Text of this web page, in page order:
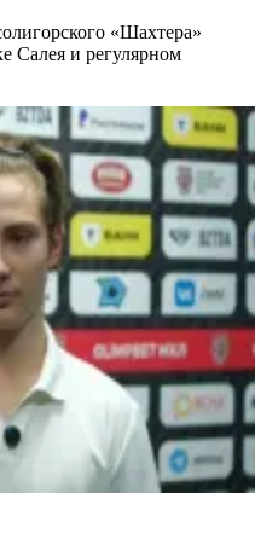
«Шахтера»
Салея и регулярном